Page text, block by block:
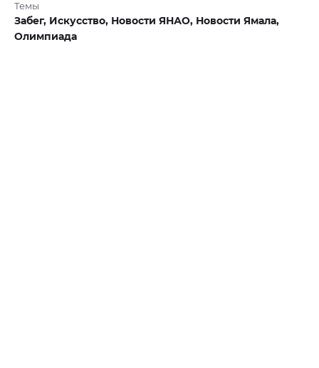
Темы
Забег, Искусство, Новости ЯНАО, Новости Ямала,
Олимпиада